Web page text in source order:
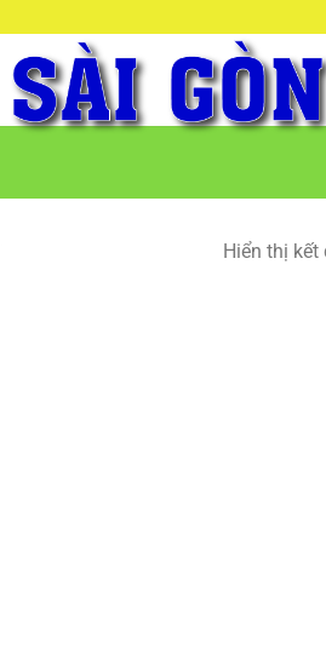
Hiển thị kết